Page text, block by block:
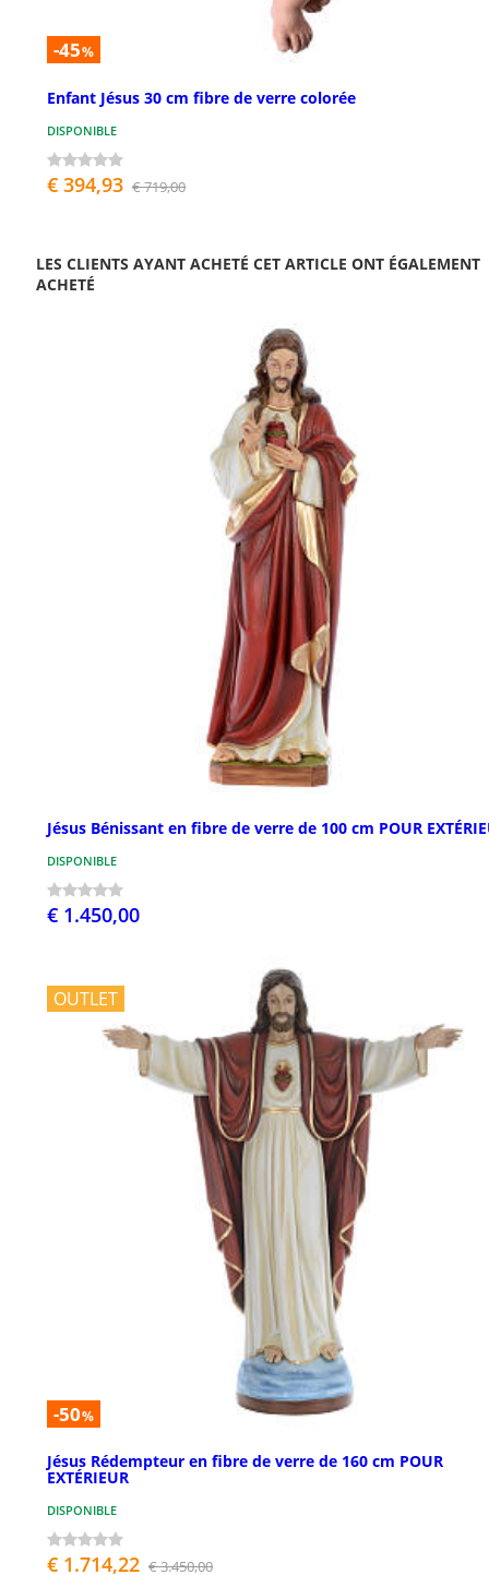
-45%
Enfant Jésus 30 cm fibre de verre colorée
DISPONIBLE
€ 394,93 € 719,00
LES CLIENTS AYANT ACHETÉ CET ARTICLE ONT ÉGALEMENT
ACHETÉ
Jésus Bénissant en fibre de verre de 100 cm POUR
DISPONIBLE
€ 1.450,00
OUTLET
-50%
Jésus Rédempteur en fibre de verre de 160 cm POUR
EXTÉRIEUR
DISPONIBLE
€ 1.714,22 € 3.450,00